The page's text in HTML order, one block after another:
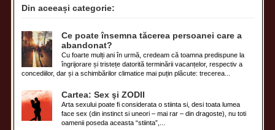
Din aceeași categorie:
Ce poate însemna tăcerea persoanei care a
abandonat?
Cu foarte mulți ani în urmă, credeam că toamna predispune la
îngrijorare și tristețe datorită terminării vacanțelor, respectiv a
concediilor, dar și a schimbărilor climatice mai puțin plăcute: trecerea...
Cartea: Sex şi ZODII
Arta sexului poate fi considerata o stiinta si, desi toata lumea
face sex (din instinct si uneori – mai rar – din dragoste), nu toti
oamenii poseda aceasta “stiinta”,...